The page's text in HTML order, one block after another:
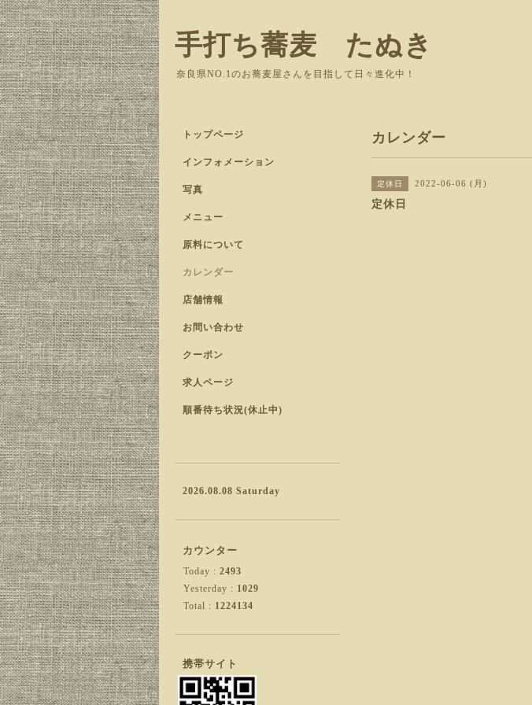
手打ち蕎麦 たぬき
奈良県NO.1のお蕎麦屋さんを目指して日々進化中！
カレンダー
定休日 2022-06-06 (月)
定休日
トップページ
インフォメーション
写真
メニュー
原料について
カレンダー
店舗情報
お問い合わせ
クーポン
求人ページ
順番待ち状況(休止中)
2026.08.08 Saturday
カウンター
Today : 2493
Yesterday : 1029
Total : 1224134
携帯サイト